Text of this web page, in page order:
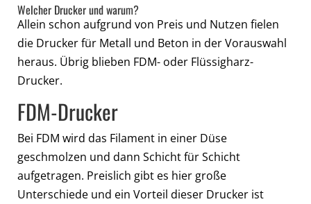
Welcher Drucker und warum?
Allein schon aufgrund von Preis und Nutzen fielen
die Drucker für Metall und Beton in der Vorauswahl
heraus. Übrig blieben FDM- oder Flüssigharz-
Drucker.
FDM-Drucker
Bei FDM wird das Filament in einer Düse
geschmolzen und dann Schicht für Schicht
aufgetragen. Preislich gibt es hier große
Unterschiede und ein Vorteil dieser Drucker ist